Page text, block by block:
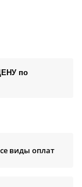
по
виды оплат